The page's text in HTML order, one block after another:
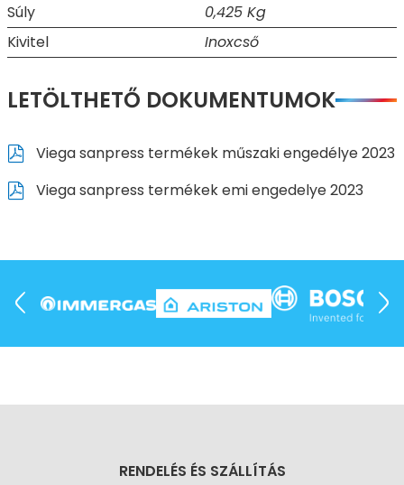
Súly
0,425 Kg
Kivitel
Inoxcső
LETÖLTHETŐ DOKUMENTUMOK
Viega sanpress termékek műszaki engedélye 2023
Viega sanpress termékek emi engedelye 2023
RENDELÉS ÉS SZÁLLÍTÁS